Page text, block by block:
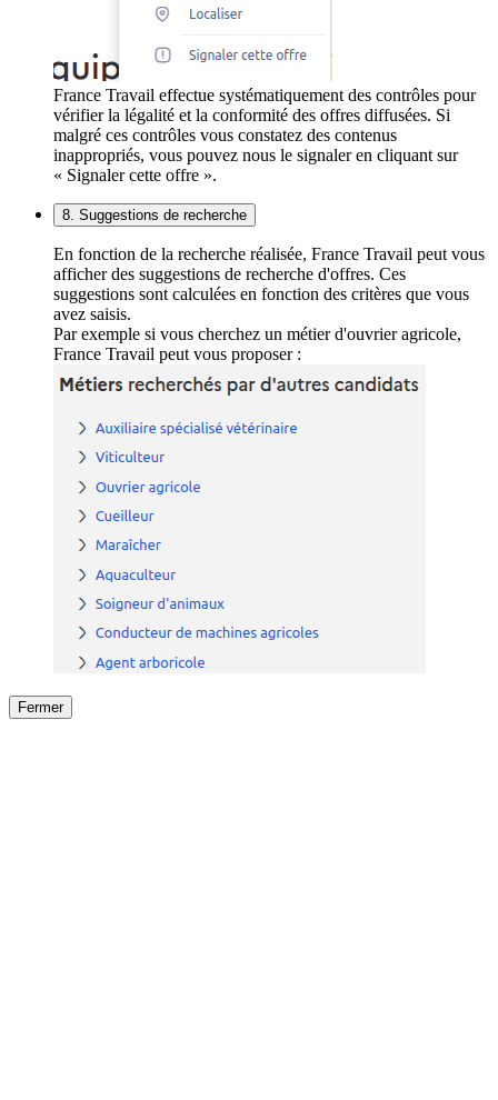
France Travail effectue systématiquement des contrôles pour
vérifier la légalité et la conformité des offres diffusées. Si
malgré ces contrôles vous constatez des contenus
inappropriés, vous pouvez nous le signaler en cliquant sur
« Signaler cette offre ».
8. Suggestions de recherche
En fonction de la recherche réalisée, France Travail peut vous
afficher des suggestions de recherche d'offres. Ces
suggestions sont calculées en fonction des critères que vous
avez saisis.
Par exemple si vous cherchez un métier d'ouvrier agricole,
France Travail peut vous proposer :
Fermer